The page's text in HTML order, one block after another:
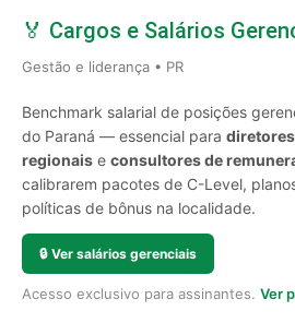
🏅 Cargos e Salários
Gestão e liderança • PR
Benchmark salarial de posições
do Paraná — essencial para
regionais e consultores de
calibrarem pacotes de C-Level,
políticas de bônus na localidade.
🔒 Ver salários gerenciais
Acesso exclusivo para assinantes. Ver